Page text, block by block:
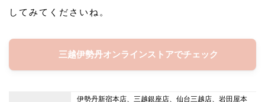
してみてくださいね。
三越伊勢丹オンラインストアでチェック
伊勢丹新宿本店、三越銀座店、仙台三越店、岩田屋本